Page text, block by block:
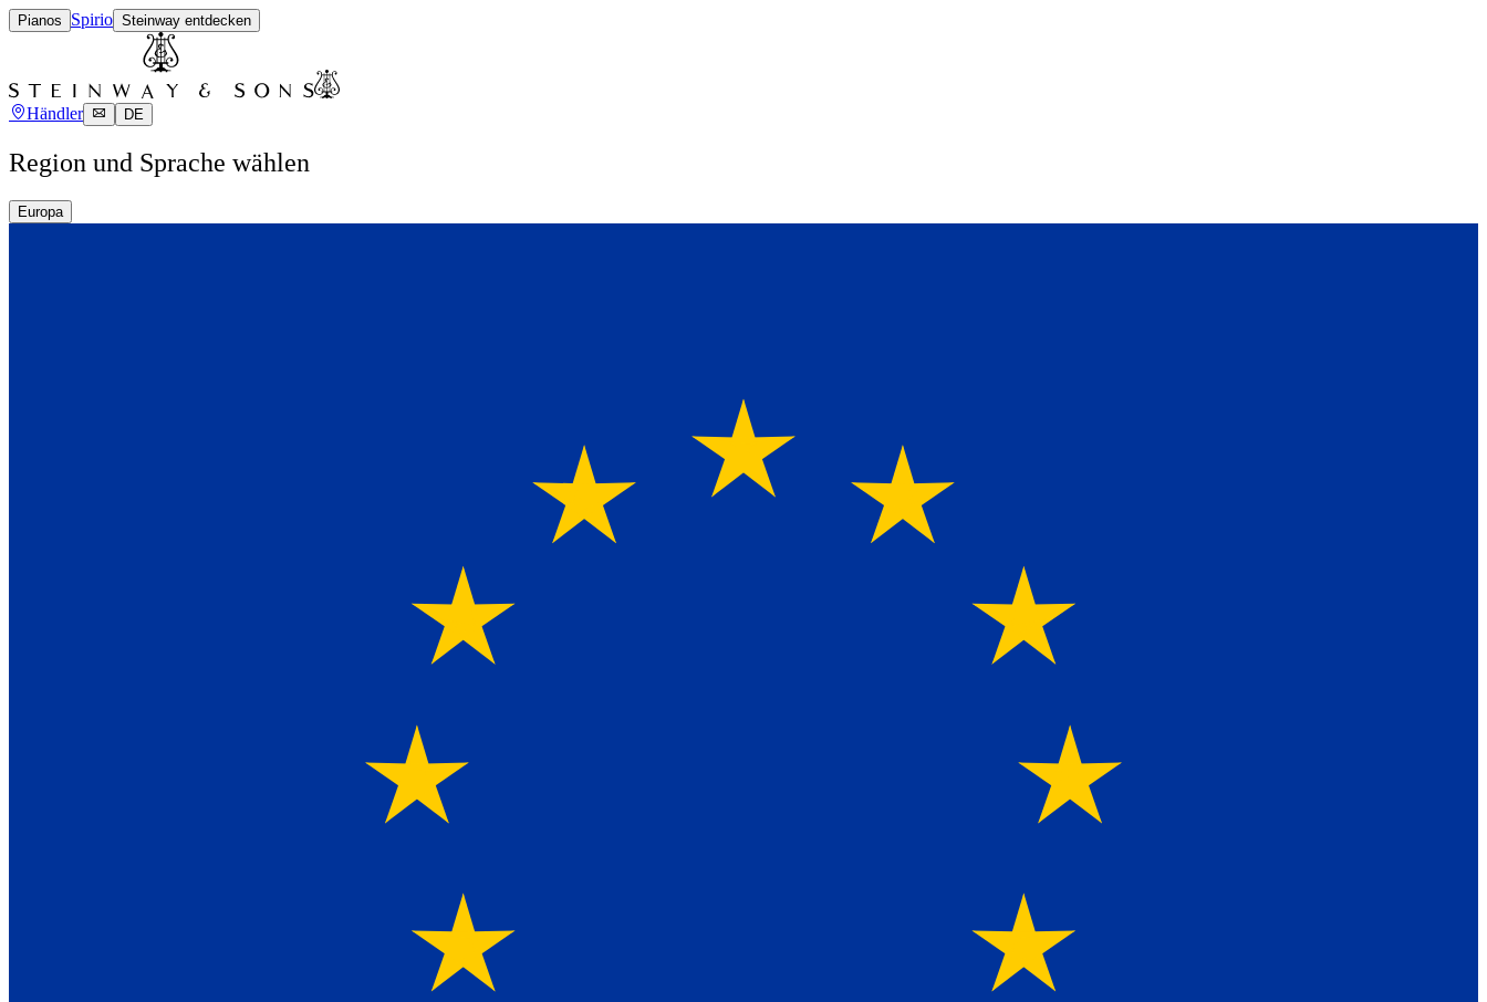
Pianos Spirio Steinway entdecken
Händler DE
Region und Sprache wählen
Europa